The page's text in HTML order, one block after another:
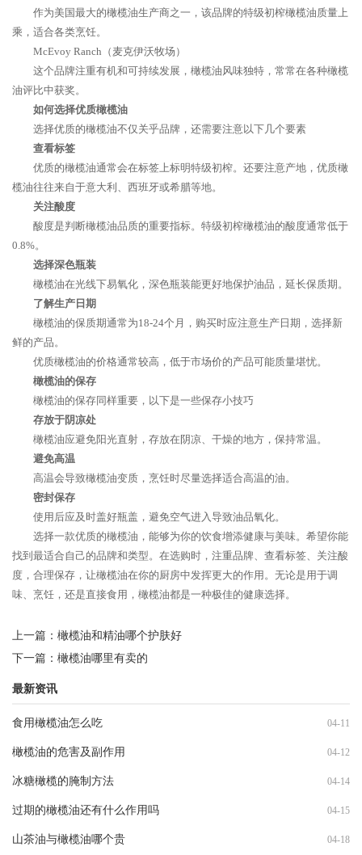
作为美国最大的橄榄油生产商之一，该品牌的特级初榨橄榄油质量上
乘，适合各类烹饪。
McEvoy Ranch（麦克伊沃牧场）
这个品牌注重有机和可持续发展，橄榄油风味独特，常常在各种橄榄
油评比中获奖。
如何选择优质橄榄油
选择优质的橄榄油不仅关乎品牌，还需要注意以下几个要素
查看标签
优质的橄榄油通常会在标签上标明特级初榨。还要注意产地，优质橄
榄油往往来自于意大利、西班牙或希腊等地。
关注酸度
酸度是判断橄榄油品质的重要指标。特级初榨橄榄油的酸度通常低于
0.8%。
选择深色瓶装
橄榄油在光线下易氧化，深色瓶装能更好地保护油品，延长保质期。
了解生产日期
橄榄油的保质期通常为18-24个月，购买时应注意生产日期，选择新
鲜的产品。
优质橄榄油的价格通常较高，低于市场价的产品可能质量堪忧。
橄榄油的保存
橄榄油的保存同样重要，以下是一些保存小技巧
存放于阴凉处
橄榄油应避免阳光直射，存放在阴凉、干燥的地方，保持常温。
避免高温
高温会导致橄榄油变质，烹饪时尽量选择适合高温的油。
密封保存
使用后应及时盖好瓶盖，避免空气进入导致油品氧化。
选择一款优质的橄榄油，能够为你的饮食增添健康与美味。希望你能
找到最适合自己的品牌和类型。在选购时，注重品牌、查看标签、关注酸
度，合理保存，让橄榄油在你的厨房中发挥更大的作用。无论是用于调
味、烹饪，还是直接食用，橄榄油都是一种极佳的健康选择。
上一篇： 橄榄油和精油哪个护肤好
下一篇： 橄榄油哪里有卖的
最新资讯
食用橄榄油怎么吃 04-11
橄榄油的危害及副作用 04-12
冰糖橄榄的腌制方法 04-14
过期的橄榄油还有什么作用吗 04-15
山茶油与橄榄油哪个贵 04-18